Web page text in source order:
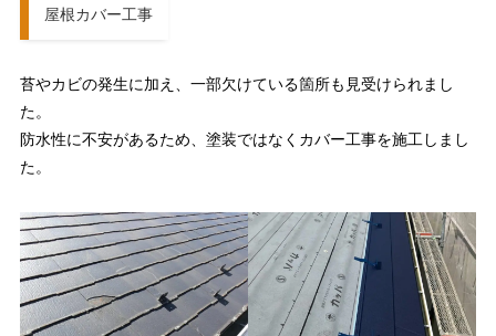
屋根カバー工事
苔やカビの発生に加え、一部欠けている箇所も見受けられまし
た。
防水性に不安があるため、塗装ではなくカバー工事を施工しまし
た。